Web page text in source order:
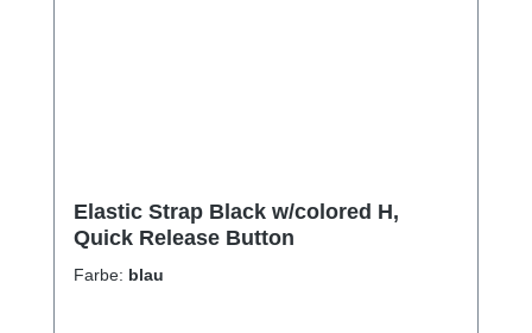
Elastic Strap Black w/colored H,
Quick Release Button
Farbe: blau